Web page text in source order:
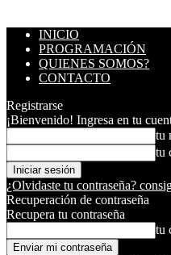
INICIO
PROGRAMACIÓN
QUIENES SOMOS?
CONTACTO
Registrarse
¡Bienvenido! Ingresa en tu
tu
tu
¿Olvidaste tu contraseña?
Recuperación de contraseña
Recupera tu contraseña
tu